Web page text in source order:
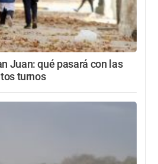
Juan: qué pasará con las
turnos